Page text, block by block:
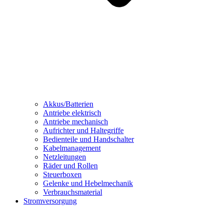
Akkus/Batterien
Antriebe elektrisch
Antriebe mechanisch
Aufrichter und Haltegriffe
Bedienteile und Handschalter
Kabelmanagement
Netzleitungen
Räder und Rollen
Steuerboxen
Gelenke und Hebelmechanik
Verbrauchsmaterial
Stromversorgung